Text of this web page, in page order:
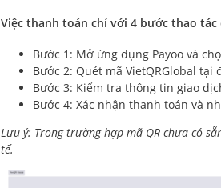
Việc thanh toán chỉ với 4 bước thao
Bước 1: Mở ứng dụng Payoo và
Bước 2: Quét mã VietQRGlobal
Bước 3: Kiểm tra thông tin giao
Bước 4: Xác nhận thanh toán và
Lưu ý: Trong trường hợp mã QR chưa có
tế.